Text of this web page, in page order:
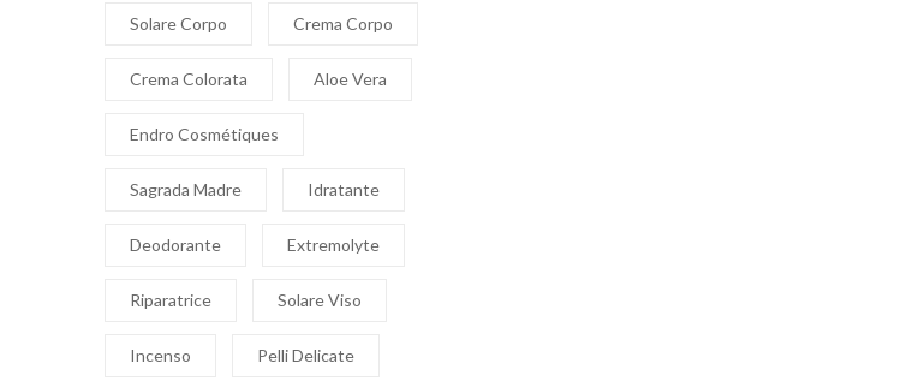
Solare Corpo Crema Corpo
Crema Colorata Aloe Vera
Endro Cosmétiques
Sagrada Madre Idratante
Deodorante Extremolyte
Riparatrice Solare Viso
Incenso Pelli Delicate